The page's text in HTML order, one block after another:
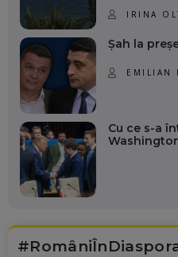
IRINA
Șah la
EMILIAN
Cu ce s-a